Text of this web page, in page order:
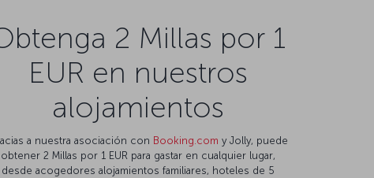
2 Millas por 1
EUR en nuestros
alojamientos
a nuestra asociación con Booking.com y Jolly, puede
obtener 2 Millas por 1 EUR para gastar en cualquier lugar,
desde acogedores alojamientos familiares, hoteles de 5